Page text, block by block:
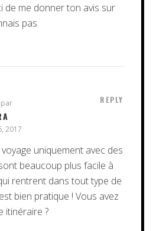
de me donner ton avis sur
pas
2017
REPLY
uniquement avec des
beaucoup plus facile à
rentrent dans tout type de
bien pratique ! Vous avez
itinéraire ?